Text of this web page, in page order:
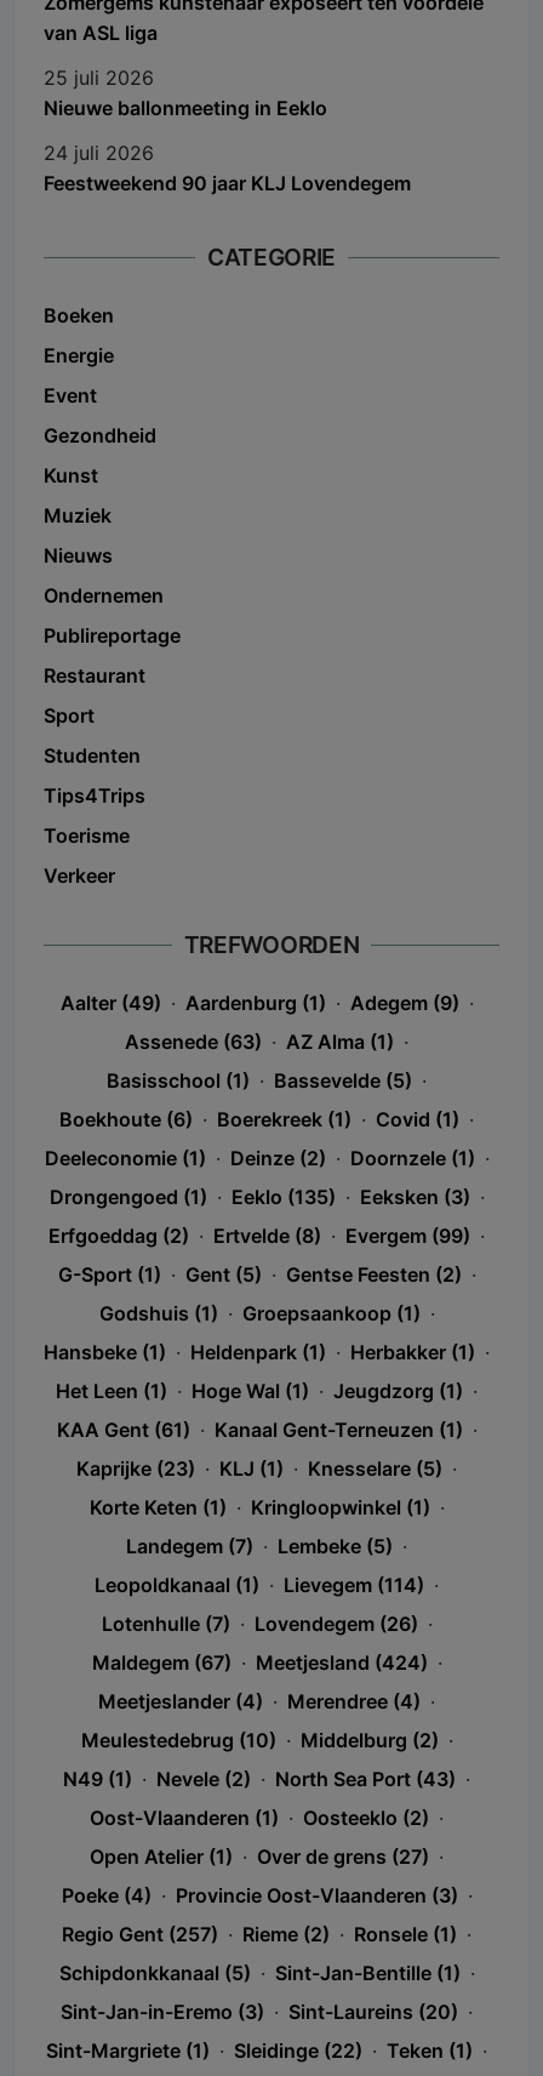
van ASL liga
25 juli 2026
Nieuwe ballonmeeting in Eeklo
24 juli 2026
Feestweekend 90 jaar KLJ Lovendegem
CATEGORIE
Boeken
Energie
Event
Gezondheid
Kunst
Muziek
Nieuws
Ondernemen
Publireportage
Restaurant
Sport
Studenten
Tips4Trips
Toerisme
Verkeer
TREFWOORDEN
Aalter (49) · Aardenburg (1) · Adegem (9) ·
Assenede (63) · AZ Alma (1) ·
Basisschool (1) · Bassevelde (5) ·
Boekhoute (6) · Boerekreek (1) · Covid (1) ·
Deeleconomie (1) · Deinze (2) · Doornzele (1) ·
Drongengoed (1) · Eeklo (135) · Eeksken (3) ·
Erfgoeddag (2) · Ertvelde (8) · Evergem (99) ·
G-Sport (1) · Gent (5) · Gentse Feesten (2) ·
Godshuis (1) · Groepsaankoop (1) ·
Hansbeke (1) · Heldenpark (1) · Herbakker (1) ·
Het Leen (1) · Hoge Wal (1) · Jeugdzorg (1) ·
KAA Gent (61) · Kanaal Gent-Terneuzen (1) ·
Kaprijke (23) · KLJ (1) · Knesselare (5) ·
Korte Keten (1) · Kringloopwinkel (1) ·
Landegem (7) · Lembeke (5) ·
Leopoldkanaal (1) · Lievegem (114) ·
Lotenhulle (7) · Lovendegem (26) ·
Maldegem (67) · Meetjesland (424) ·
Meetjeslander (4) · Merendree (4) ·
Meulestedebrug (10) · Middelburg (2) ·
N49 (1) · Nevele (2) · North Sea Port (43) ·
Oost-Vlaanderen (1) · Oosteeklo (2) ·
Open Atelier (1) · Over de grens (27) ·
Poeke (4) · Provincie Oost-Vlaanderen (3) ·
Regio Gent (257) · Rieme (2) · Ronsele (1) ·
Schipdonkkanaal (5) · Sint-Jan-Bentille (1) ·
Sint-Jan-in-Eremo (3) · Sint-Laureins (20) ·
Sint-Margriete (1) · Sleidinge (22) · Teken (1) ·